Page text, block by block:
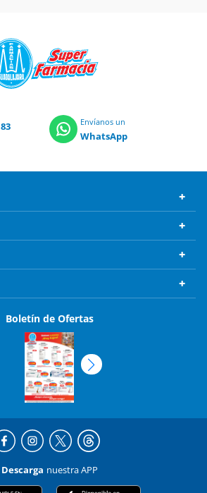
83
Envíanos un
WhatsApp
Boletín de Ofertas
Descarga nuestra APP